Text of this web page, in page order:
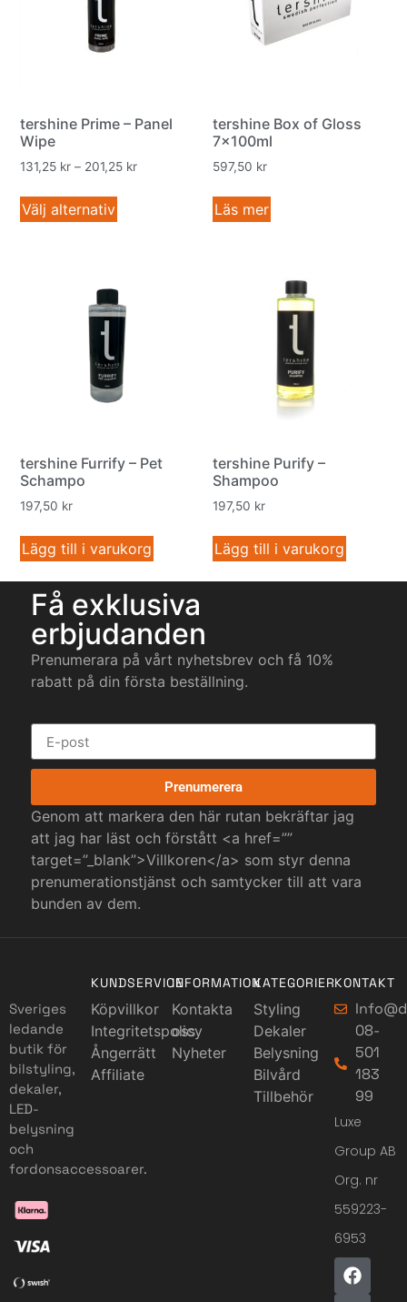
tershine Prime – Panel
Wipe
131,25 kr – 201,25 kr
Välj alternativ
tershine Box of Gloss
7x100ml
597,50 kr
Läs mer
tershine Furrify – Pet
Schampo
197,50 kr
Lägg till i varukorg
tershine Purify –
Shampoo
197,50 kr
Lägg till i varukorg
Få exklusiva
erbjudanden
Prenumerara på vårt nyhetsbrev och få 10%
rabatt på din första beställning.
Prenumerera
Genom att markera den här rutan bekräftar jag
att jag har läst och förstått <a href=””
target=”_blank”>Villkoren</a> som styr denna
prenumerationstjänst och samtycker till att vara
bunden av dem.
Sveriges
ledande
butik för
bilstyling,
dekaler,
LED-
belysning
och
fordonsaccessoarer.
KUNDSERVICE
Köpvillkor
Integritetspolicy
Ångerrätt
Affiliate
INFORMATION
Kontakta
oss
Nyheter
KATEGORIER
Styling
Dekaler
Belysning
Bilvård
Tillbehör
KONTAKT
08-
501
183
99
Luxe
Group AB
Org. nr
559223-
6953